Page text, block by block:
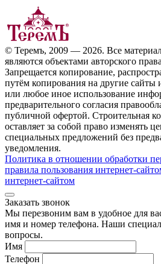
© Теремъ, 2009 — 2026. Все
являются объектами авторского
Запрещается копирование,
путём копирования на другие сайты
или любое иное использование
предварительного согласия
публичной офертой. Строительная
оставляет за собой право изменять
специальных предложений без
уведомления.
Политика в отношении обработки
правила пользования интернет-
интернет-сайтом
Заказать звонок
Мы перезвоним вам в удобное для
имя и номер телефона. Наши
вопросы.
Имя
Телефон